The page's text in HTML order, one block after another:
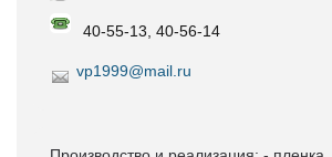
40-55-13, 40-56-14
vp1999@mail.ru